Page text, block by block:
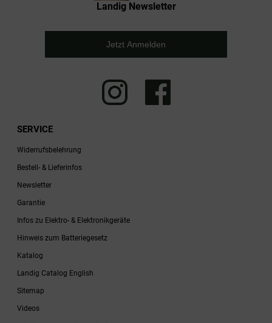
Landig Newsletter
Jetzt Anmelden
SERVICE
Widerrufsbelehrung
Bestell- & Lieferinfos
Newsletter
Garantie
Infos zu Elektro- & Elektronikgeräte
Hinweis zum Batteriegesetz
Katalog
Landig Catalog English
Sitemap
Videos